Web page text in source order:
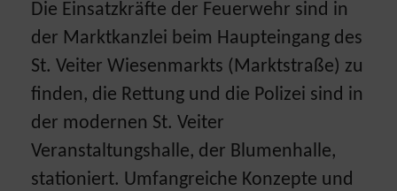
Die Einsatzkräfte der Feuerwehr sind in
der Marktkanzlei beim Haupteingang des
St. Veiter Wiesenmarkts (Marktstraße) zu
finden, die Rettung und die Polizei sind in
der modernen St. Veiter
Veranstaltungshalle, der Blumenhalle,
stationiert. Umfangreiche Konzepte und